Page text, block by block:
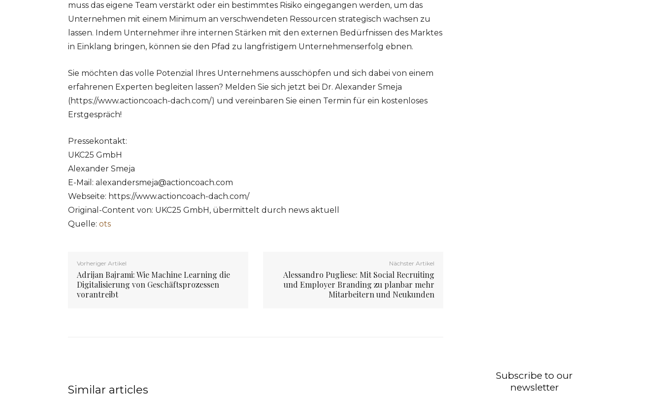
muss das eigene Team verstärkt oder ein bestimmtes Risiko eingegangen werden, um das
Unternehmen mit einem Minimum an verschwendeten Ressourcen strategisch wachsen zu
lassen. Indem Unternehmer ihre internen Stärken mit den externen Bedürfnissen des Marktes
in Einklang bringen, können sie den Pfad zu langfristigem Unternehmenserfolg ebnen.
Sie möchten das volle Potenzial Ihres Unternehmens ausschöpfen und sich dabei von einem
erfahrenen Experten begleiten lassen? Melden Sie sich jetzt bei Dr. Alexander Smeja
(https://www.actioncoach-dach.com/) und vereinbaren Sie einen Termin für ein kostenloses
Erstgespräch!
Pressekontakt:
UKC25 GmbH
Alexander Smeja
E-Mail: alexandersmeja@actioncoach.com
Webseite: https://www.actioncoach-dach.com/
Original-Content von: UKC25 GmbH, übermittelt durch news aktuell
Quelle: ots
Vorheriger Artikel
Adrijan Bajrami: Wie Machine Learning die
Digitalisierung von Geschäftsprozessen
vorantreibt
Nächster Artikel
Alessandro Pugliese: Mit Social Recruiting
und Employer Branding zu planbar mehr
Mitarbeitern und Neukunden
Similar articles
Subscribe to our
newsletter